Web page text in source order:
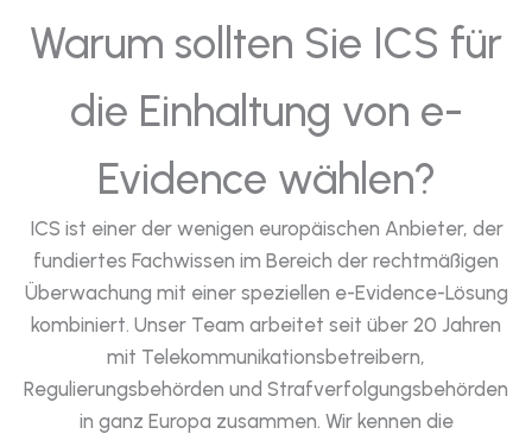
Warum sollten Sie ICS für
die Einhaltung von e-
Evidence wählen?
ICS ist einer der wenigen europäischen Anbieter, der
fundiertes Fachwissen im Bereich der rechtmäßigen
Überwachung mit einer speziellen e-Evidence-Lösung
kombiniert. Unser Team arbeitet seit über 20 Jahren
mit Telekommunikationsbetreibern,
Regulierungsbehörden und Strafverfolgungsbehörden
in ganz Europa zusammen. Wir kennen die